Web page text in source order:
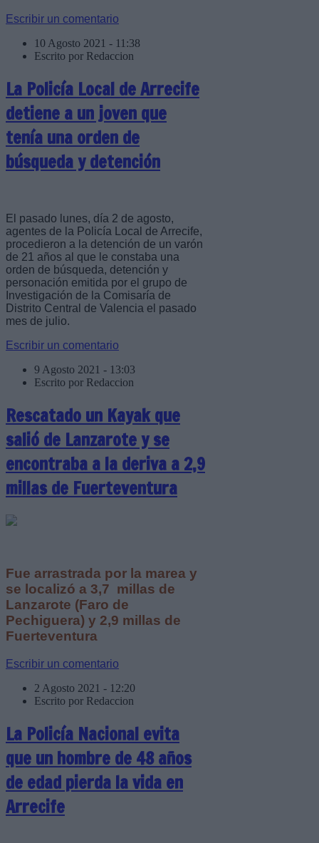
Escribir un comentario
10 Agosto 2021 - 11:38
Escrito por Redaccion
La Policía Local de Arrecife
detiene a un joven que
tenía una orden de
búsqueda y detención
El pasado lunes, día 2 de agosto,
agentes de la Policía Local de Arrecife,
procedieron a la detención de un varón
de 21 años al que le constaba una
orden de búsqueda, detención y
personación emitida por el grupo de
Investigación de la Comisaría de
Distrito Central de Valencia el pasado
mes de julio.
Escribir un comentario
9 Agosto 2021 - 13:03
Escrito por Redaccion
Rescatado un Kayak que
salió de Lanzarote y se
encontraba a la deriva a 2,9
millas de Fuerteventura
Fue arrastrada por la marea y
se localizó a 3,7 millas de
Lanzarote (Faro de
Pechiguera) y 2,9 millas de
Fuerteventura
Escribir un comentario
2 Agosto 2021 - 12:20
Escrito por Redaccion
La Policía Nacional evita
que un hombre de 48 años
de edad pierda la vida en
Arrecife